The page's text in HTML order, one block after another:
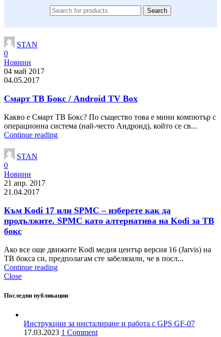
Search
STAN
0
Новини
04 май 2017
04.05.2017
Смарт ТВ Бокс / Android TV Box
Какво е Смарт ТВ Бокс? По същество това e мини компютър с
операционна система (най-често Андроид), който се св...
Continue reading
STAN
0
Новини
21 апр. 2017
21.04.2017
Към Kodi 17 или SPMC – изберете как да
продължите. SPMC като алтернатива на Kodi за ТВ
бокс
Ако все още движите Kodi медия център версия 16 (Jarvis) на
ТВ бокса си, предполагам сте забелязали, че в посл...
Continue reading
Close
Последни публикации
Инструкции за инсталиране и работа с GPS GF-07
17.03.2023 1 Comment